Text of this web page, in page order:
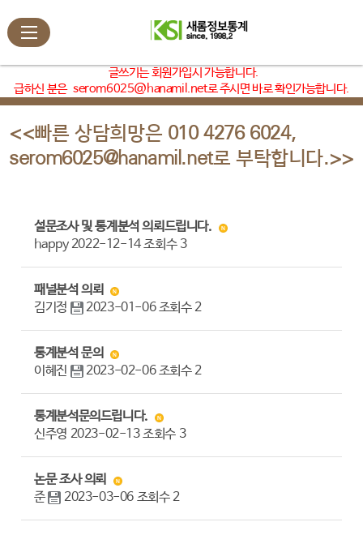
글쓰기는 회원가입시 가능합니다.
급하신 분은 serom6025@hanamil.net로 주시면 바로 확인가능합니다.
<<빠른 상담희망은 010 4276 6024,
serom6025@hanamil.net로 부탁합니다.>>
설문조사 및 통계분석 의뢰드립니다.
happy 2022-12-14조회수 3
패널분석 의뢰
김기정
2023-01-06조회수 2
통계분석 문의
이혜진
2023-02-06조회수 2
통계분석문의드립니다.
신주영 2023-02-13조회수 3
논문 조사 의뢰
준
2023-03-06 조회수 2